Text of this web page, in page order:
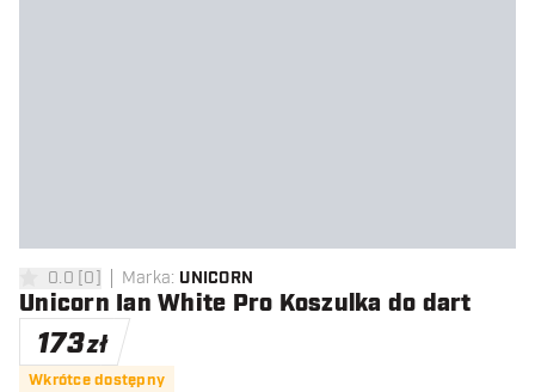
0 gwiazdki oceny
0.0 [0] Marka: UNICORN
Unicorn Ian White Pro Koszulka do dart
173zł
Wkrótce dostępny